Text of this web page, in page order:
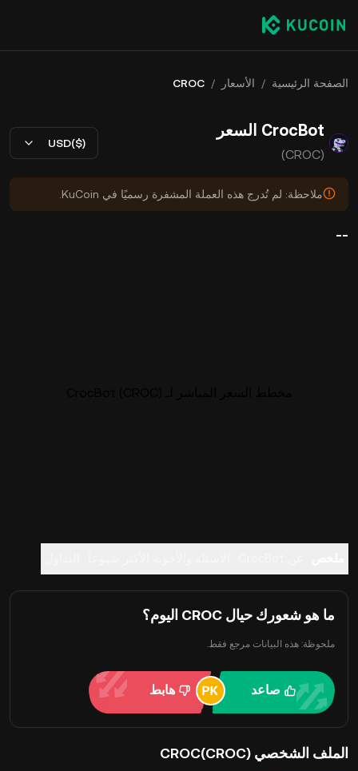
الصفحة الرئيسية / الأسعار /
CROC
CrocBot السعر
(CROC)
USD($)
ملاحظة: لم تُدرج هذه العملة المشفرة رسميًا في KuCoin.
--
ما هو شعورك حيال CROC اليوم؟
ملحوظة: هذه البيانات مرجع فقط.
صاعد هابط
الملف الشخصي CROC(CROC)